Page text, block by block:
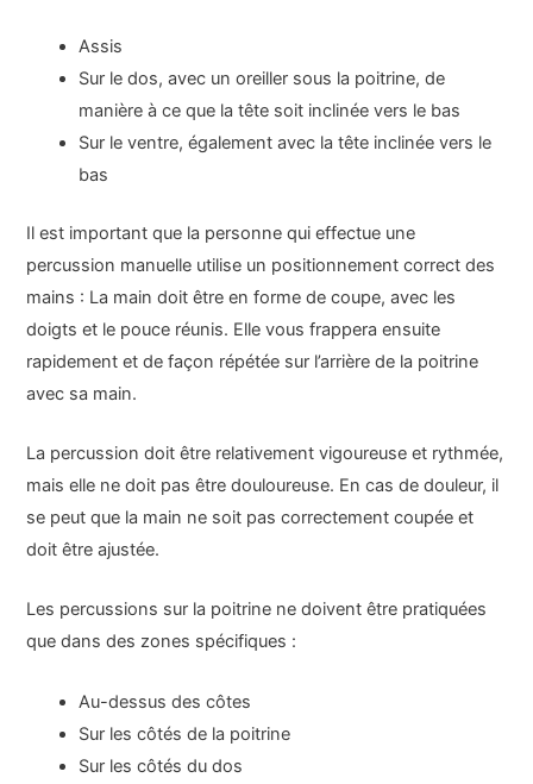
Assis
Sur le dos, avec un oreiller sous la poitrine, de
manière à ce que la tête soit inclinée vers le bas
Sur le ventre, également avec la tête inclinée vers le
bas
Il est important que la personne qui effectue une
percussion manuelle utilise un positionnement correct des
mains : La main doit être en forme de coupe, avec les
doigts et le pouce réunis. Elle vous frappera ensuite
rapidement et de façon répétée sur l’arrière de la poitrine
avec sa main.
La percussion doit être relativement vigoureuse et rythmée,
mais elle ne doit pas être douloureuse. En cas de douleur, il
se peut que la main ne soit pas correctement coupée et
doit être ajustée.
Les percussions sur la poitrine ne doivent être pratiquées
que dans des zones spécifiques :
Au-dessus des côtes
Sur les côtés de la poitrine
Sur les côtés du dos